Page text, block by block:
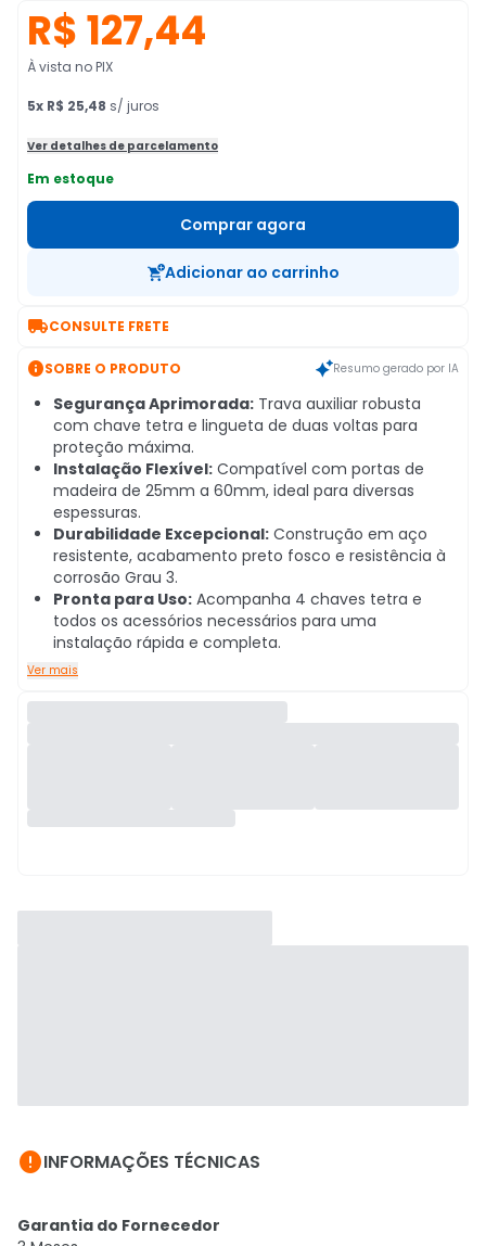
R$ 127,44
À vista no PIX
5x R$ 25,48 s/ juros
Ver detalhes de parcelamento
Em estoque
Comprar agora
Adicionar ao carrinho
CONSULTE FRETE
SOBRE O PRODUTO Resumo gerado por IA
Segurança Aprimorada: Trava auxiliar robusta
com chave tetra e lingueta de duas voltas para
proteção máxima.
Instalação Flexível: Compatível com portas de
madeira de 25mm a 60mm, ideal para diversas
espessuras.
Durabilidade Excepcional: Construção em aço
resistente, acabamento preto fosco e resistência à
corrosão Grau 3.
Pronta para Uso: Acompanha 4 chaves tetra e
todos os acessórios necessários para uma
instalação rápida e completa.
Ver mais
INFORMAÇÕES TÉCNICAS
Garantia do Fornecedor